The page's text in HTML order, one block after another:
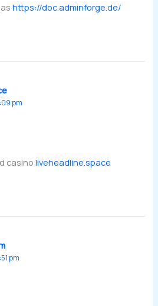
https://doc.adminforge.de/
pm
casinoliveheadline.space
pm